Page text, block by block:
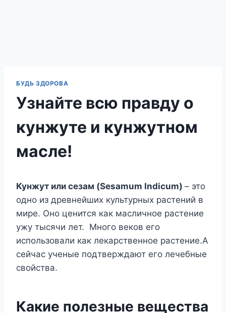
БУДЬ ЗДОРОВА
Узнайте всю правду о
кунжуте и кунжутном
масле!
Кунжут или сезам (Sesamum Indicum) – это
одно из древнейших культурных растений в
мире. Оно ценится как масличное растение
ужу тысячи лет. Много веков его
использовали как лекарственное растение.А
сейчас ученые подтверждают его лечебные
свойства.
Какие полезные вещества